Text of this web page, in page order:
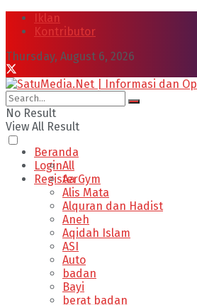
Iklan
Kontributor
Thursday, August 6, 2026
No Result
View All Result
Login
Register
Beranda
All
Aa Gym
Alis Mata
Alquran dan Hadist
Aneh
Aqidah Islam
ASI
Auto
badan
Bayi
berat badan